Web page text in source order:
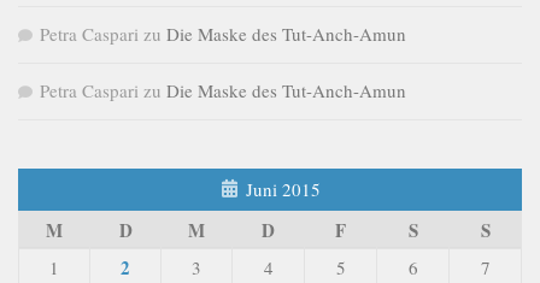
Petra Caspari zu Die Maske des Tut-Anch-Amun
Petra Caspari zu Die Maske des Tut-Anch-Amun
Juni 2015
M D M D F S S
1 2 3 4 5 6
7